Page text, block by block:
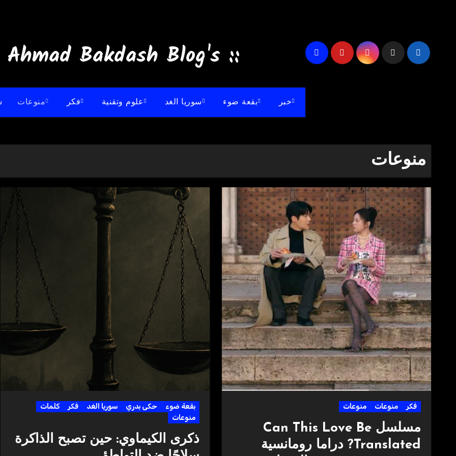
:: Ahmad Bakdash Blog's ::
خبر بقعة ضوء سوريا الغد علوم وتقنية فكر منوعات
منوعات
فكر منوعات منوعات
مسلسل Can This Love Be
Translated? دراما رومانسية
بقعة ضوء حكى بدري سوريا الغد فكر
كلمات
منوعات
ذكرى الكيماوي: حين تصبح الذاكرة